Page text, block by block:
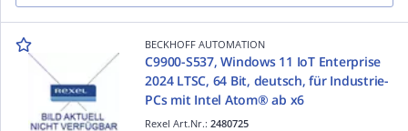
BECKHOFF AUTOMATION
C9900-S537, Windows 11 IoT Enterprise
2024 LTSC, 64 Bit, deutsch, für Industrie-
PCs mit Intel Atom® ab x6
Rexel Art.Nr.:2480725